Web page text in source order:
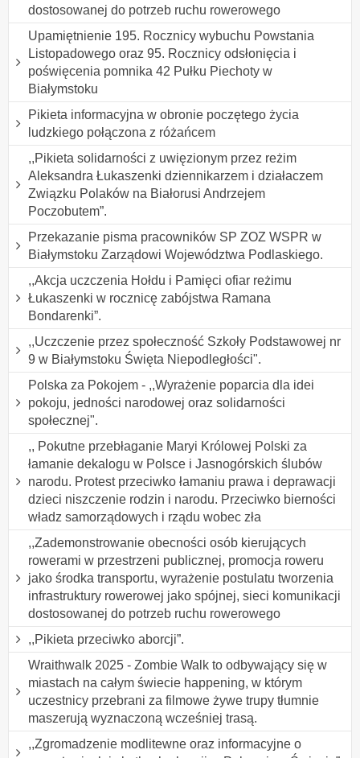
dostosowanej do potrzeb ruchu rowerowego
Upamiętnienie 195. Rocznicy wybuchu Powstania
Listopadowego oraz 95. Rocznicy odsłonięcia i
poświęcenia pomnika 42 Pułku Piechoty w
Białymstoku
Pikieta informacyjna w obronie poczętego życia
ludzkiego połączona z różańcem
,,Pikieta solidarności z uwięzionym przez reżim
Aleksandra Łukaszenki dziennikarzem i działaczem
Związku Polaków na Białorusi Andrzejem
Poczobutem”.
Przekazanie pisma pracowników SP ZOZ WSPR w
Białymstoku Zarządowi Województwa Podlaskiego.
,,Akcja uczczenia Hołdu i Pamięci ofiar reżimu
Łukaszenki w rocznicę zabójstwa Ramana
Bondarenki”.
,,Uczczenie przez społeczność Szkoły Podstawowej nr
9 w Białymstoku Święta Niepodległości".
Polska za Pokojem - ,,Wyrażenie poparcia dla idei
pokoju, jedności narodowej oraz solidarności
społecznej".
,, Pokutne przebłaganie Maryi Królowej Polski za
łamanie dekalogu w Polsce i Jasnogórskich ślubów
narodu. Protest przeciwko łamaniu prawa i deprawacji
dzieci niszczenie rodzin i narodu. Przeciwko bierności
władz samorządowych i rządu wobec zła
,,Zademonstrowanie obecności osób kierujących
rowerami w przestrzeni publicznej, promocja roweru
jako środka transportu, wyrażenie postulatu tworzenia
infrastruktury rowerowej jako spójnej, sieci komunikacji
dostosowanej do potrzeb ruchu rowerowego
,,Pikieta przeciwko aborcji”.
Wraithwalk 2025 - Zombie Walk to odbywający się w
miastach na całym świecie happening, w którym
uczestnicy przebrani za filmowe żywe trupy tłumnie
maszerują wyznaczoną wcześniej trasą.
,,Zgromadzenie modlitewne oraz informacyjne o